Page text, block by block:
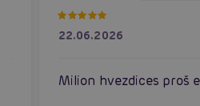
22.06.2026
Milion hvezdices proš